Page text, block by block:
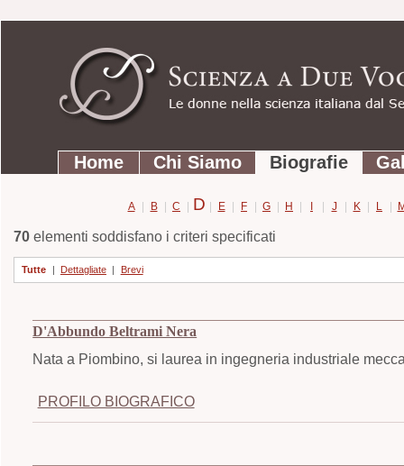
contenuti.
Strumenti
personali
SezioniHome Chi Siamo Biografie
A | B | C | D | E | F | G | H | I | J | K | L |
70elementi soddisfano i criteri specificati
Tutte | Dettagliate | Brevi
D'Abbundo Beltrami Nera
Nata a Piombino, si laurea in ingegneria industriale
PROFILO BIOGRAFICO